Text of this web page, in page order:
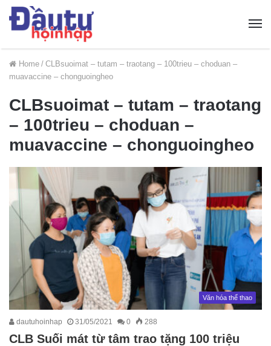
Home / CLBsuoimat – tutam – traotang – 100trieu – choduan –
muavaccine – chonguoingheo
CLBsuoimat – tutam – traotang
– 100trieu – choduan –
muavaccine – chonguoingheo
Văn hóa thể thao
dautuhoinhap 31/05/2021 0 288
CLB Suối mát từ tâm trao tặng 100 triệu